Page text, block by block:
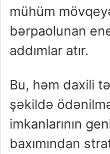
mühüm
bərpaolunan
addımlar atır.
Bu, həm daxili
şəkildə
imkanlarının
baxımından